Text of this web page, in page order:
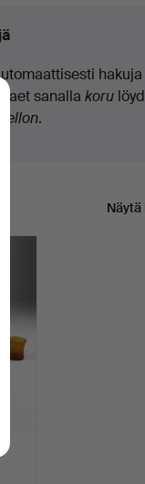
haet sanallakoru
kellon.